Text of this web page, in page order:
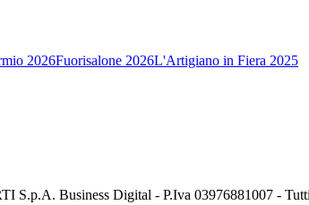
2026Fuorisalone 2026L'Artigiano in Fiera 2025
S.p.A. Business Digital - P.Iva 03976881007 -